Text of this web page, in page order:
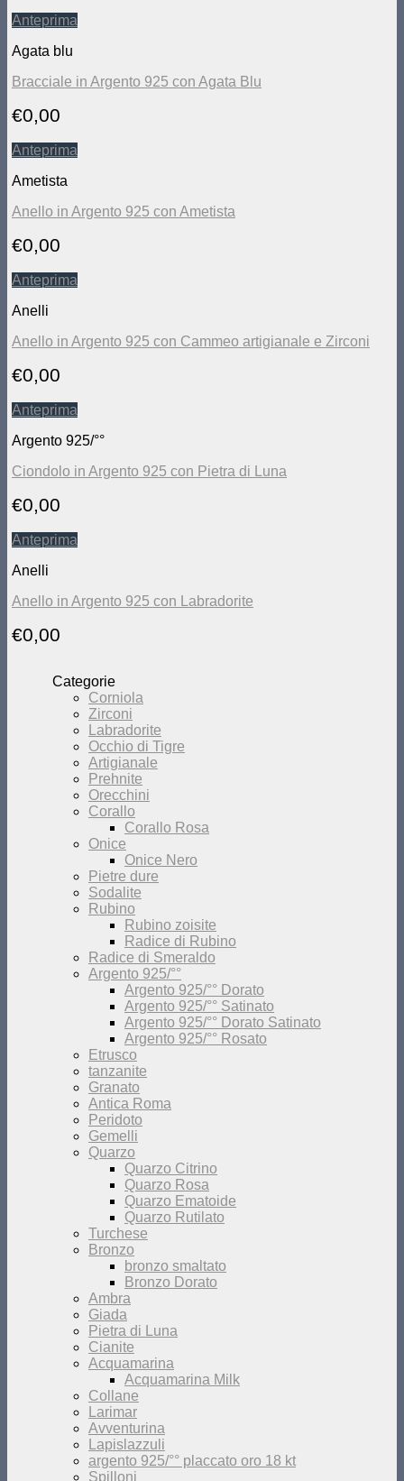
Anteprima
Agata blu
Bracciale in Argento 925 con Agata Blu
€0,00
Anteprima
Ametista
Anello in Argento 925 con Ametista
€0,00
Anteprima
Anelli
Anello in Argento 925 con Cammeo artigianale e Zirconi
€0,00
Anteprima
Argento 925/°°
Ciondolo in Argento 925 con Pietra di Luna
€0,00
Anteprima
Anelli
Anello in Argento 925 con Labradorite
€0,00
Categorie
Corniola
Zirconi
Labradorite
Occhio di Tigre
Artigianale
Prehnite
Orecchini
Corallo
Corallo Rosa
Onice
Onice Nero
Pietre dure
Sodalite
Rubino
Rubino zoisite
Radice di Rubino
Radice di Smeraldo
Argento 925/°°
Argento 925/°° Dorato
Argento 925/°° Satinato
Argento 925/°° Dorato Satinato
Argento 925/°° Rosato
Etrusco
tanzanite
Granato
Antica Roma
Peridoto
Gemelli
Quarzo
Quarzo Citrino
Quarzo Rosa
Quarzo Ematoide
Quarzo Rutilato
Turchese
Bronzo
bronzo smaltato
Bronzo Dorato
Ambra
Giada
Pietra di Luna
Cianite
Acquamarina
Acquamarina Milk
Collane
Larimar
Avventurina
Lapislazzuli
argento 925/°° placcato oro 18 kt
Spilloni